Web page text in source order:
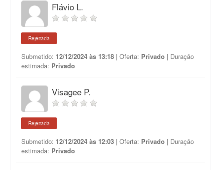
Flávio L.
Rejeitada
Submetido: 12/12/2024 às 13:18 | Oferta: Privado | Duração
estimada: Privado
Visagee P.
Rejeitada
Submetido: 12/12/2024 às 12:03 | Oferta: Privado | Duração
estimada: Privado